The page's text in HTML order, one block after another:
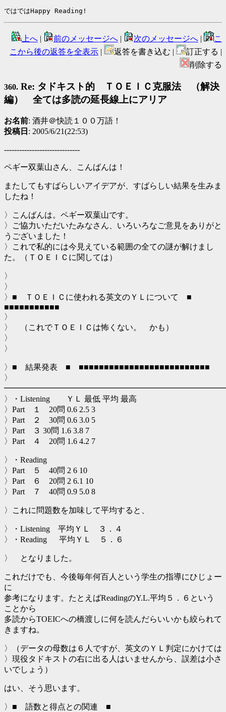
ではではHappy Reading!
上へ | 前のメッセージへ | 次のメッセージへ |
こ
こから後の返答を全表示 | 返答を書き込む |
訂正する |
削除する
360. Re: タドキスト的 ＴＯＥＩＣ克服法 （解決
編） 全ては多読の延長線上にアリア
お名前: 酒井＠快読１００万語！
投稿日 : 2005/6/21(22:53)
------------------------------
ペギー双葉山さん、こんばんは！
またしてもすばらしいアイデアが、すばらしい結果を生みま
したね！
〉こんばんは。ペギー双葉山です。
〉ご協力いただいたみなさん、いろいろなご意見をありがと
うございました！
〉これで私的には今見えている範囲の全ての謎が解けまし
た。（ＴＯＥＩＣに関しては）
〉
〉
〉■ ＴＯＥＩＣに使われる英文のＹＬについて ■
■■■■■■■■■■■
〉
〉 （これでＴＯＥＩＣは怖くない。 かも）
〉
〉
〉■ 結果発表 ■ ■■■■■■■■■■■■■■■■■■■■■■■■■■
〉
〉・Listening ＹＬ 最低 平均 最高
〉Part １ 20問 0.6 2.5 3
〉Part ２ 30問 0.6 3.0 5
〉Part ３ 30問 1.6 3.8 7
〉Part ４ 20問 1.6 4.2 7
〉・Reading
〉Part ５ 40問 2 6 10
〉Part ６ 20問 2 6.1 10
〉Part ７ 40問 0.9 5.0 8
〉これに問題数を加味して平均すると、
〉・Listening 平均ＹＬ ３．４
〉・Reading 平均ＹＬ ５．６
〉 となりました。
これだけでも、今後毎年何百人という学生の指導にひじょー
に
参考になります。たとえばReadingのY.L.平均５．６という
ことから
多読からTOEICへの橋渡しに何を読んだらいいかも絞られて
きますね。
〉（データの母数は６人ですが、英文のＹＬ判定にかけては
〉現役タドキストの右に出る人はいませんから、誤差は小さ
いでしょう）
はい、そう思います。
〉■ 語数と得点との関連 ■